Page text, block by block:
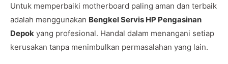
Untuk memperbaiki motherboard paling aman dan terbaik
adalah menggunakan Bengkel Servis HP Pengasinan
Depok yang profesional. Handal dalam menangani setiap
kerusakan tanpa menimbulkan permasalahan yang lain.